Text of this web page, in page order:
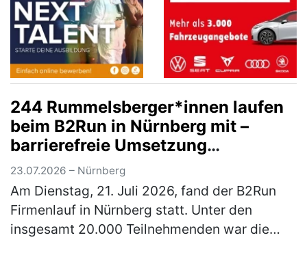
244 Rummelsberger*innen laufen
beim B2Run in Nürnberg mit –
barrierefreie Umsetzung
ermöglichte Rollstuhlfahrer*innen
Teilnahme am Firmenlauf
23.07.2026 – Nürnberg
Am Dienstag, 21. Juli 2026, fand der B2Run
Firmenlauf in Nürnberg statt. Unter den
insgesamt 20.000 Teilnehmenden war die